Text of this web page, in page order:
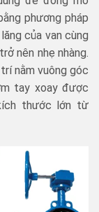
phương pháp
của van cùng
nên nhẹ nhàng.
nằm vuông góc
tay xoay được
thước lớn từ